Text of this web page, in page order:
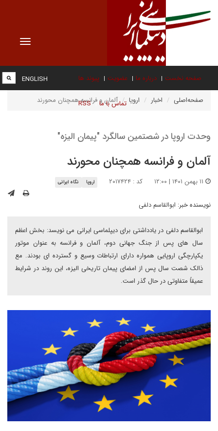
Toggle
صفحه نخست درباره ما عضویت پیوند ها
تماس با ما RSS
ENGLISH
صفحه‌اصلی اخبار اروپا آلمان و فرانسه همچنان محورند
وحدت اروپا در شصتمین سالگرد "پیمان الیزه"
آلمان و فرانسه همچنان محورند
کد : ۲۰۱۷۴۲۴ اروپا نگاه ایرانی
نویسنده خبر: ابوالقاسم دلفی
ابوالقاسم دلفی در یادداشتی برای دیپلماسی ایرانی می نویسد: بخش اعظم
سال های پس از جنگ جهانی دوم، آلمان و فرانسه به عنوان موتور
یکپارچگی اروپایی همواره دارای ارتباطات وسیع و گسترده ای بودند. مع
ذالک شصت سال پس از امضای پیمان تاریخی الیزه، این روند در شرایط
عمیقاً متفاوتی در حال گذر است.